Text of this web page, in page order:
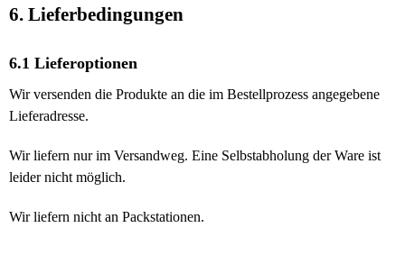
6. Lieferbedingungen
6.1 Lieferoptionen
Wir versenden die Produkte an die im Bestellprozess angegebene
Lieferadresse.
Wir liefern nur im Versandweg. Eine Selbstabholung der Ware ist
leider nicht möglich.
Wir liefern nicht an Packstationen.